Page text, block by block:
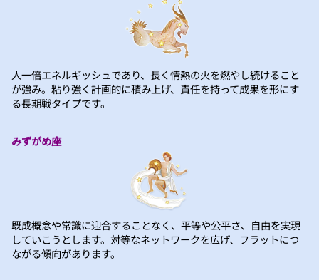
人一倍エネルギッシュであり、長く情熱の火を燃やし続けること
が強み。粘り強く計画的に積み上げ、責任を持って成果を形にす
る長期戦タイプです。
みずがめ座
既成概念や常識に迎合することなく、平等や公平さ、自由を実現
していこうとします。対等なネットワークを広げ、フラットにつ
ながる傾向があります。